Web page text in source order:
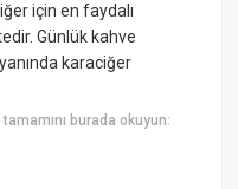
için en faydalı
Günlük kahve
karaciğer
tamamını burada okuyun: